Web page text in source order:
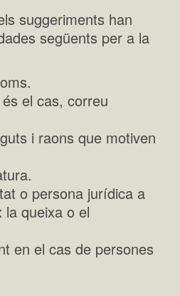
suggeriments han
següents per a la
el cas, correu
i raons que motiven
o persona jurídica a
la queixa o el
en el cas de persones